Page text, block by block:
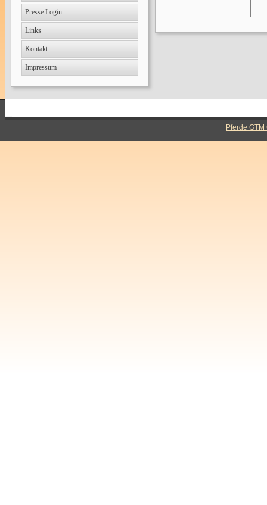
Presse Login
Links
Kontakt
Impressum
Pferde GTM